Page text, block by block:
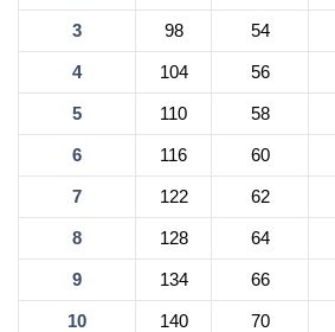
3 98 54
4 104 56
5 110 58
6 116 60
7 122 62
8 128 64
9 134 66
10 140 70